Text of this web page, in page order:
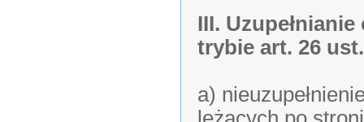
III.
trybie art. 26
a)